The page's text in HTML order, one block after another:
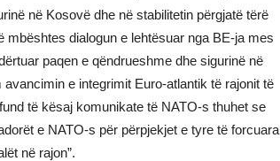
në Kosovë dhe në stabilitetin përgjatë tërë
mbështes dialogun e lehtësuar nga BE-ja mes
paqen e qëndrueshme dhe sigurinë në
e integrimit Euro-atlantik të rajonit të
të kësaj komunikate të NATO-s thuhet se
e NATO-s për përpjekjet e tyre të forcuara
në rajon”.